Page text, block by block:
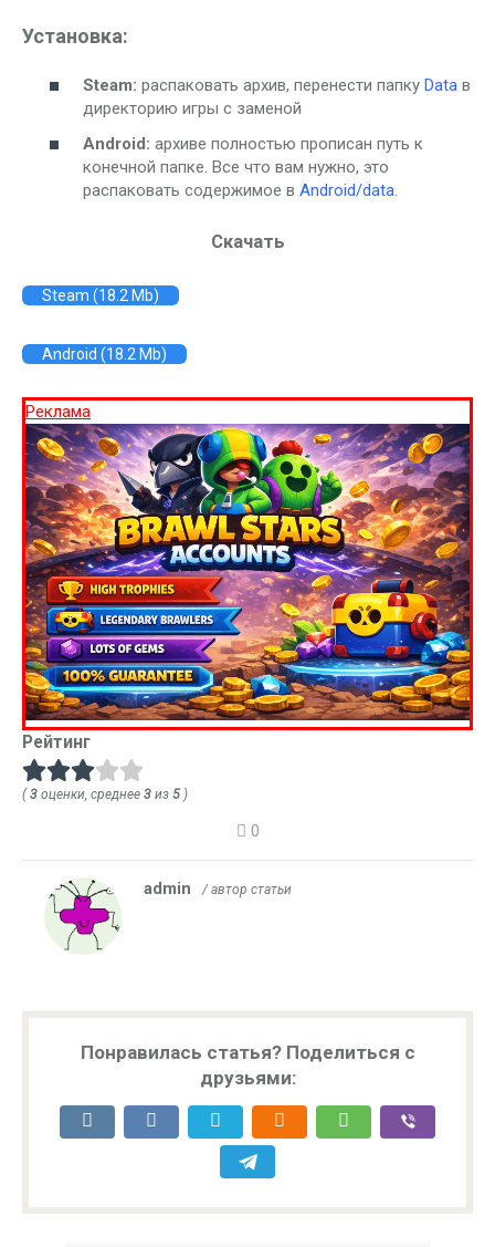
Установка:
Steam: распаковать архив, перенести папку Data в
директорию игры с заменой
Android: архиве полностью прописан путь к
конечной папке. Все что вам нужно, это
распаковать содержимое в Android/data.
Скачать
Steam (18.2 Mb)
Android (18.2 Mb)
Реклама
Рейтинг
(3 оценки, среднее 3 из 5 )
0
admin / автор статьи
Понравилась статья? Поделиться с
друзьями: